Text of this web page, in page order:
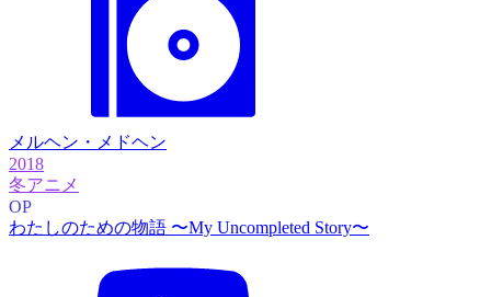
メルヘン・メドヘン
2018
冬アニメ
OP
わたしのための物語 〜My Uncompleted Story〜